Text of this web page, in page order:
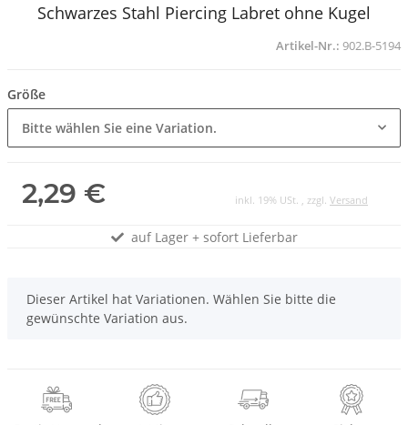
Schwarzes Stahl Piercing Labret ohne Kugel
Artikel-Nr.: 902.B-5194
Größe
Bitte wählen Sie eine Variation.
2,29 € inkl. 19% USt. , zzgl. Versand
auf Lager + sofort Lieferbar
x
Dieser Artikel hat Variationen. Wählen Sie bitte die
gewünschte Variation aus.